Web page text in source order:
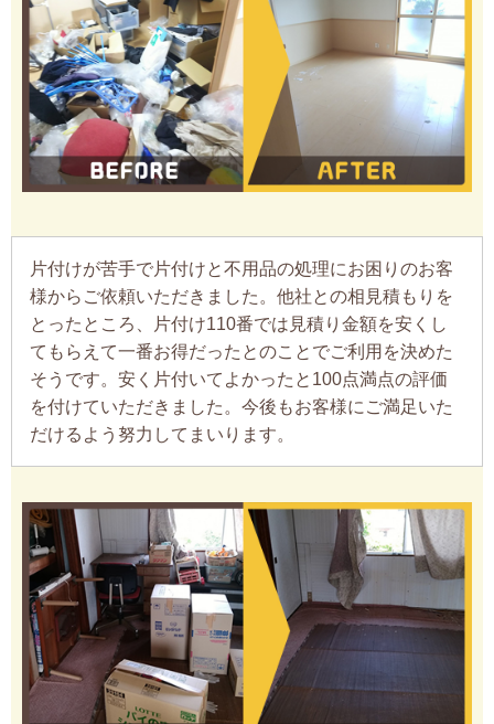
片付けが苦手で片付けと不用品の処理にお困りのお客
様からご依頼いただきました。他社との相見積もりを
とったところ、片付け110番では見積り金額を安くし
てもらえて一番お得だったとのことでご利用を決めた
そうです。安く片付いてよかったと100点満点の評価
を付けていただきました。今後もお客様にご満足いた
だけるよう努力してまいります。